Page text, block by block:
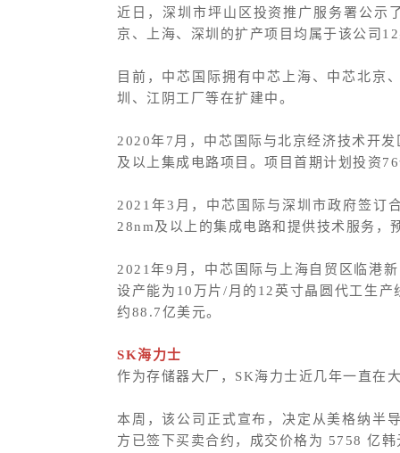
近日，深圳市坪山区投资推广服务署公示
京、上海、深圳的扩产项目均属于该公司
目前，中芯国际拥有中芯上海、中芯北京
圳、江阴工厂等在扩建中。
2020年7月，中芯国际与北京经济技术开
及以上集成电路项目。项目首期计划投资
2021年3月，中芯国际与深圳市政府签订
28nm及以上的集成电路和提供技术服务
2021年9月，中芯国际与上海自贸区临港
设产能为10万片/月的12英寸晶圆代工生
约88.7亿美元。
SK海力士
作为存储器大厂，SK海力士近几年一直在
本周，该公司正式宣布，决定从美格纳
方已签下买卖合约，成交价格为 5758 亿韩